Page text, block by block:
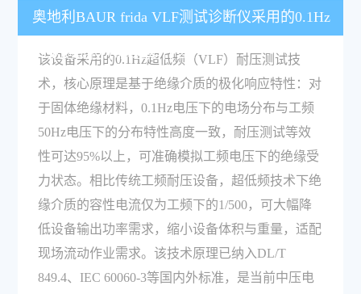
奥地利BAUR frida VLF测试诊断仪采用的0.1Hz
VLF测试技术原理是什么？
该设备采用的0.1Hz超低频（VLF）耐压测试技
术，核心原理是基于绝缘介质的极化响应特性：对
于固体绝缘材料，0.1Hz电压下的电场分布与工频
50Hz电压下的分布特性高度一致，耐压测试等效
性可达95%以上，可准确模拟工频电压下的绝缘受
力状态。相比传统工频耐压设备，超低频技术下绝
缘介质的容性电流仅为工频下的1/500，可大幅降
低设备输出功率需求，缩小设备体积与重量，适配
现场流动作业需求。该技术原理已纳入DL/T
849.4、IEC 60060-3等国内外标准，是当前中压电